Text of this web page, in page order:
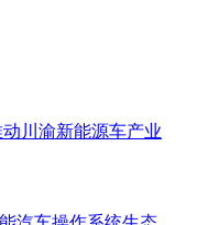
川渝新能源车产业